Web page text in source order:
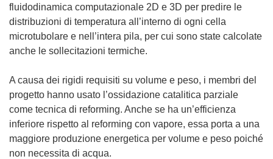
fluidodinamica computazionale 2D e 3D per predire le
distribuzioni di temperatura all’interno di ogni cella
microtubolare e nell’intera pila, per cui sono state calcolate
anche le sollecitazioni termiche.
A causa dei rigidi requisiti su volume e peso, i membri del
progetto hanno usato l’ossidazione catalitica parziale
come tecnica di reforming. Anche se ha un’efficienza
inferiore rispetto al reforming con vapore, essa porta a una
maggiore produzione energetica per volume e peso poiché
non necessita di acqua.